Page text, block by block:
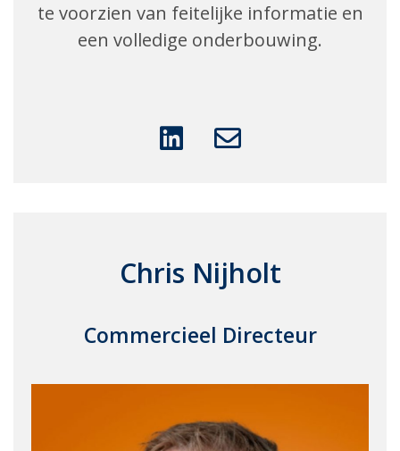
te voorzien van feitelijke informatie en
een volledige onderbouwing.
Chris Nijholt
Commercieel Directeur